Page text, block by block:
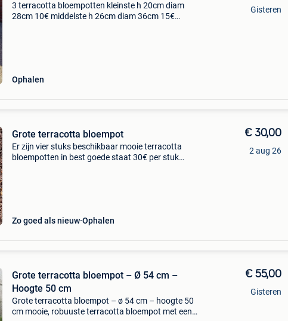
3 terracotta bloempotten kleinste h 20cm diam
28cm 10€ middelste h 26cm diam 36cm 15€
Ophalen
Gisteren
Grote terracotta bloempot
Er zijn vier stuks beschikbaar mooie terracotta
bloempotten in best goede staat 30€ per stuk
Zo goed als nieuw Ophalen
€ 30,00
2 aug 26
Grote terracotta bloempot – Ø 54 cm –
Hoogte 50 cm
Grote terracotta bloempot – ø 54 cm – hoogte 50
cm mooie, robuuste terracotta bloempot met een
€ 55,00
Gisteren